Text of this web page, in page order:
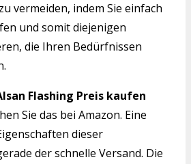
vermeiden, indem Sie einfach
und somit diejenigen
die Ihren Bedürfnissen
Flashing Preis kaufen
Sie das bei Amazon. Eine
dieser
der schnelle Versand. Die